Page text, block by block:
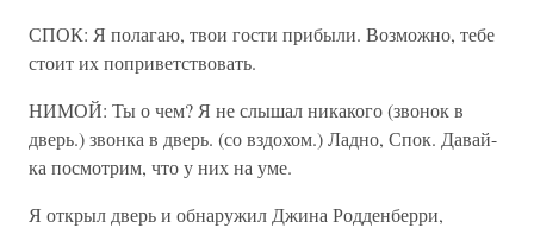
СПОК: Я полагаю, твои гости прибыли. Возможно, тебе
стоит их поприветствовать.
НИМОЙ: Ты о чем? Я не слышал никакого (звонок в
дверь.) звонка в дверь. (со вздохом.) Ладно, Спок. Давай-
ка посмотрим, что у них на уме.
Я открыл дверь и обнаружил Джина Родденберри,